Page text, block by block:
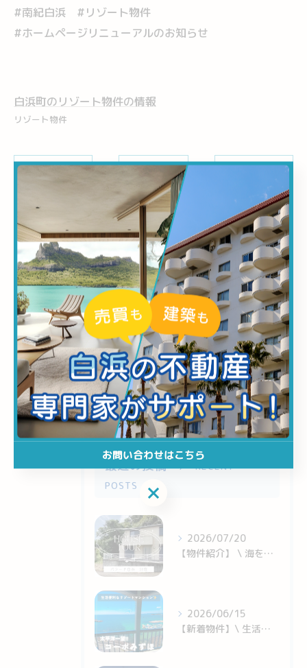
#南紀白浜 #リゾート物件
#ホームページリニューアルのお知らせ
白浜町のリゾート物件の情報
リゾート物件
カテゴリー CATEGORIES
全てのカテゴリー
仲介
買取
査定
リゾート物件
最近の投稿
RECENT
POSTS
2026/07/20
【物件紹介】 \ 海を望む景色と快適な暮らしをかなえる別荘 ...
2026/06/15
【新着物件】\ 生活便利！白良浜近くのリゾートマンション✨ ...
お問い合わせはこちら
お問い合わせはこちら